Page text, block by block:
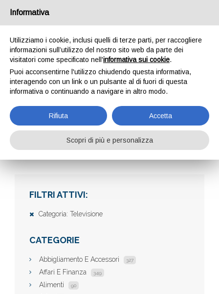
AZIENDE
Aziende
FILTRI ATTIVI:
Categoria: Televisione
CATEGORIE
Abbigliamento E Accessori 327
Affari E Finanza 349
Alimenti 90
Informativa
Utilizziamo i cookie, inclusi quelli di terze parti, per raccogliere
informazioni sull’utilizzo del nostro sito web da parte dei
visitatori come specificato nell'informativa sui cookie.
Puoi acconsentirne l'utilizzo chiudendo questa informativa,
interagendo con un link o un pulsante al di fuori di questa
informativa o continuando a navigare in altro modo.
Rifiuta Accetta
Scopri di più e personalizza